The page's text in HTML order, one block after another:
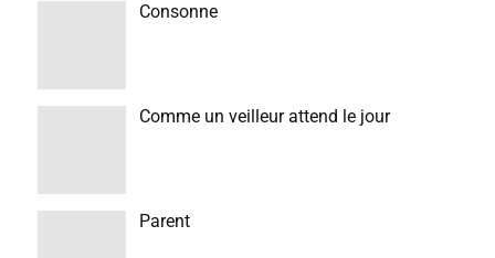
Consonne
Comme un veilleur attend le jour
Parent